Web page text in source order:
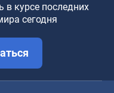
в курсе последних
сегодня